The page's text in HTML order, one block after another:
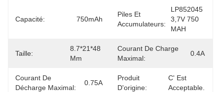
Capacité: 750mAh
Piles Et
Accumulateurs:
LP852045
3,7V 750
MAH
Taille:
8.7*21*48
Mm
Courant De Charge
Maximal:
0.4A
Courant De
Décharge Maximal:
0.75A
Produit
D'origine:
C' Est
Acceptable.